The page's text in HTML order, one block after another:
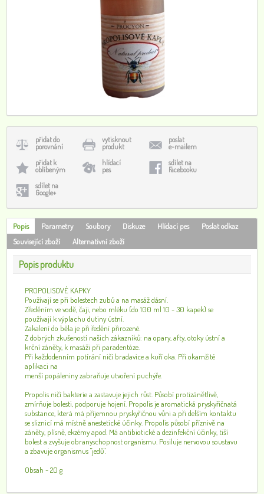
přidat do
porovnání
vytisknout
produkt
poslat
e-mailem
přidat k
oblíbeným
hlídací
pes
sdílet na
Facebooku
sdílet na
Google+
Popis Parametry Soubory Diskuze Hlídací pes
Poslat odkaz
Související zboží
Alternativní zboží
Popis produktu
PROPOLISOVÉ KAPKY
Používají se při bolestech zubů a na masáž dásní.
Zředěním ve vodě, čaji, nebo mléku (do 100 ml 10 - 30 kapek) se
používají k výplachu dutiny ústní.
Zakalení do běla je při ředění přirozené.
Z dobrých zkušeností našich zákazníků: na opary, afty, otoky ústní a
krční záněty, k masáži při paradentóze.
Při každodenním potírání ničí bradavice a kuří oka. Při okamžité
aplikaci na
menší popáleniny zabraňuje utvoření puchýře.
Propolis ničí bakterie a zastavuje jejich růst. Působí protizánětlivě,
zmírňuje bolesti, podporuje hojení. Propolis je aromatická pryskyřičnatá
substance, která má příjemnou pryskyřičnou vůni a při delším kontaktu
se sliznicí má místně anestetické účinky. Propolis působí příznivě na
záněty, plísně, ekzémy apod. Má antibiotické a dezinfekční účinky, tiší
bolest a zvyšuje obranyschopnost organismu. Posiluje nervovou soustavu
a zbavuje organismus "jedů".
Obsah - 20 g